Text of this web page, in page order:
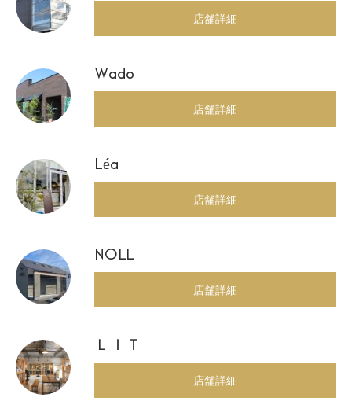
店舗詳細
Wado
店舗詳細
Léa
店舗詳細
NOLL
店舗詳細
ＬＩＴ
店舗詳細